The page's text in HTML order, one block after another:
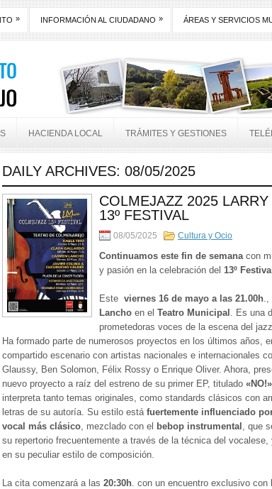
» INFORMACIÓN AL CIUDADANO » ÁREAS Y SERVICIOS
HACIENDA LOCAL TRÁMITES Y GESTIONES
DAILY ARCHIVES: 08/05/2025
COLMEJAZZ 2025
13º FESTIVAL
08/05/2025 Cultura y Ocio
Continuamos este fin de semanacon
y pasión en la celebración del 13º
Este viernes 16 de mayo a las 21.00h.,
Lancho en el Teatro Municipal . Es una
prometedoras voces de la escena del
Ha formado parte de numerosos proyectos en los últimos años,
compartido escenario con artistas nacionales e internacionales
Glaussy, Ben Solomon, Félix Rossy o Enrique Oliver. Ahora,
nuevo proyecto a raíz del estreno de su primer EP, titulado «NO!»
interpreta tanto temas originales, como standards clásicos con
letras de su autoría. Su estilo estáfuertemente influenciado
vocal más clásico, mezclado con el bebop instrumental , que
su repertorio frecuentemente a través de la técnica del vocalese,
en su peculiar estilo de composición.
La cita comenzará a las 20:30h. con un encuentro exclusivo con